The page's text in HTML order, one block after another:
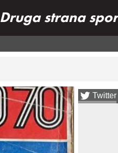
Druga strana
Twitter